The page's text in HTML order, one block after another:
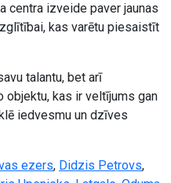
centra izveide paver jaunas
kas varētu piesaistīt
talantu, bet arī
objektu, kas ir veltījums gan
iedvesmu un dzīves
ezers, Didzis Petrovs,